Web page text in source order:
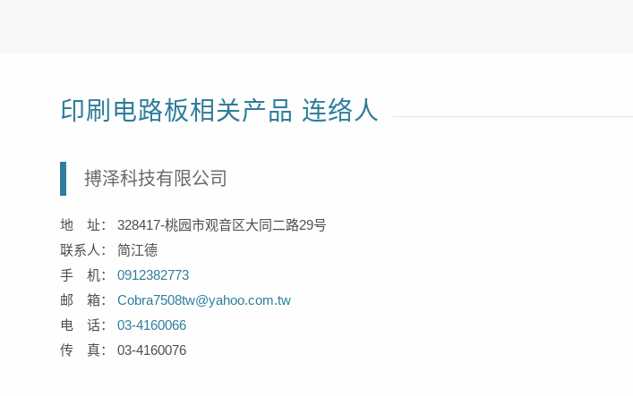
印刷电路板相关产品 连络人
搏泽科技有限公司
地 址： 328417-桃园市观音区大同二路29号
联系人： 简江德
手 机： 0912382773
邮 箱： Cobra7508tw@yahoo.com.tw
电 话： 03-4160066
传 真： 03-4160076